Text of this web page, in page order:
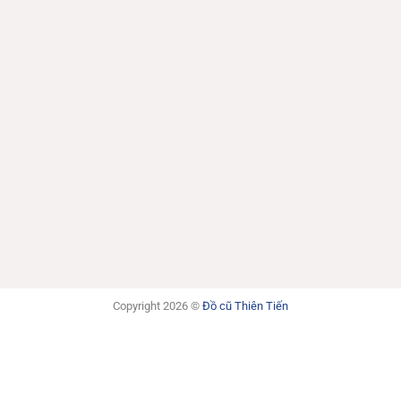
Copyright 2026 © Đồ cũ Thiên Tiến